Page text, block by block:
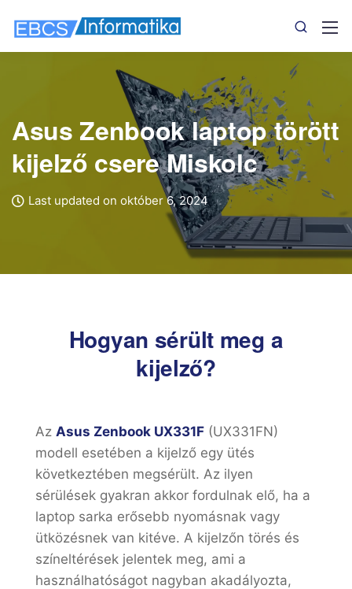
Asus Zenbook laptop törött
kijelző csere Miskolc
Last updated on október 6, 2024
Hogyan sérült meg a
kijelző?
Az Asus Zenbook UX331F (UX331FN)
modell esetében a kijelző egy ütés
következtében megsérült. Az ilyen
sérülések gyakran akkor fordulnak elő, ha a
laptop sarka erősebb nyomásnak vagy
ütközésnek van kitéve. A kijelzőn törés és
színeltérések jelentek meg, ami a
használhatóságot nagyban akadályozta,